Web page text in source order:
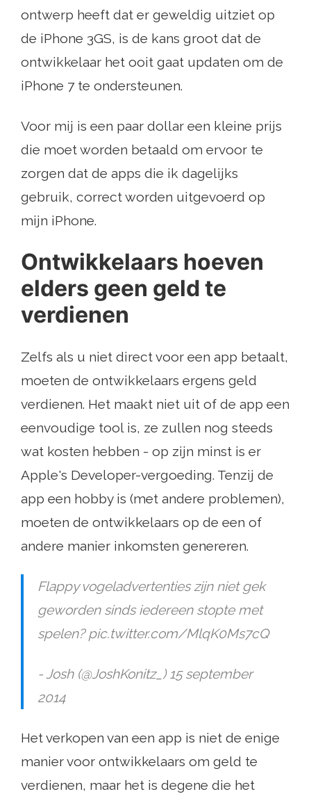
ontwerp heeft dat er geweldig uitziet op
de iPhone 3GS, is de kans groot dat de
ontwikkelaar het ooit gaat updaten om de
iPhone 7 te ondersteunen.
Voor mij is een paar dollar een kleine prijs
die moet worden betaald om ervoor te
zorgen dat de apps die ik dagelijks
gebruik, correct worden uitgevoerd op
mijn iPhone.
Ontwikkelaars hoeven
elders geen geld te
verdienen
Zelfs als u niet direct voor een app betaalt,
moeten de ontwikkelaars ergens geld
verdienen. Het maakt niet uit of de app een
eenvoudige tool is, ze zullen nog steeds
wat kosten hebben - op zijn minst is er
Apple's Developer-vergoeding. Tenzij de
app een hobby is (met andere problemen),
moeten de ontwikkelaars op de een of
andere manier inkomsten genereren.
Flappy vogeladvertenties zijn niet gek
geworden sinds iedereen stopte met
spelen? pic.twitter.com/MlqK0Ms7cQ
- Josh (@JoshKonitz_) 15 september
2014
Het verkopen van een app is niet de enige
manier voor ontwikkelaars om geld te
verdienen, maar het is degene die het